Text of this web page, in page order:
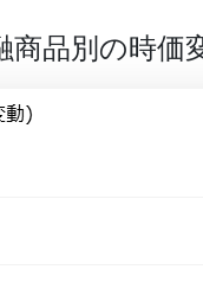
商品別の時価